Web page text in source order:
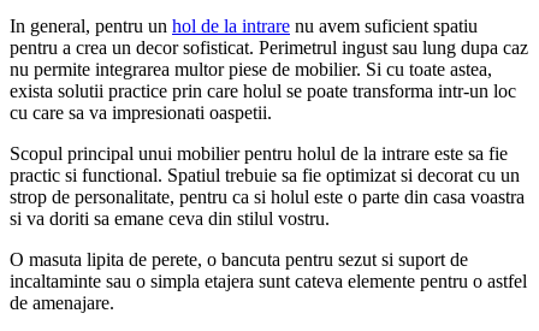
In general, pentru un hol de la intrare nu avem suficient spatiu
pentru a crea un decor sofisticat. Perimetrul ingust sau lung dupa caz
nu permite integrarea multor piese de mobilier. Si cu toate astea,
exista solutii practice prin care holul se poate transforma intr-un loc
cu care sa va impresionati oaspetii.
Scopul principal unui mobilier pentru holul de la intrare este sa fie
practic si functional. Spatiul trebuie sa fie optimizat si decorat cu un
strop de personalitate, pentru ca si holul este o parte din casa voastra
si va doriti sa emane ceva din stilul vostru.
O masuta lipita de perete, o bancuta pentru sezut si suport de
incaltaminte sau o simpla etajera sunt cateva elemente pentru o astfel
de amenajare.